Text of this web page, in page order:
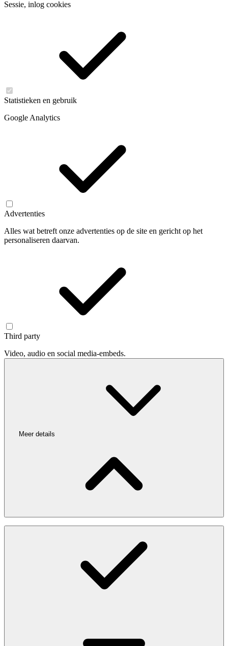
Sessie, inlog cookies
Statistieken en gebruik
Google Analytics
Advertenties
Alles wat betreft onze advertenties op de site en gericht op het
personaliseren daarvan.
Third party
Video, audio en social media-embeds.
Meer details